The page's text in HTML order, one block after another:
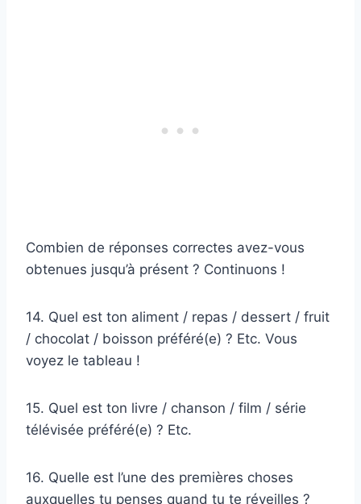
Combien de réponses correctes avez-vous
obtenues jusqu’à présent ? Continuons !
14. Quel est ton aliment / repas / dessert / fruit
/ chocolat / boisson préféré(e) ? Etc. Vous
voyez le tableau !
15. Quel est ton livre / chanson / film / série
télévisée préféré(e) ? Etc.
16. Quelle est l’une des premières choses
auxquelles tu penses quand tu te réveilles ?